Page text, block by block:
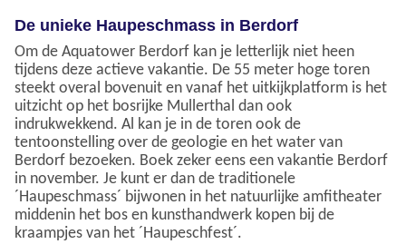
De unieke Haupeschmass in Berdorf
Om de Aquatower Berdorf kan je letterlijk niet heen
tijdens deze actieve vakantie. De 55 meter hoge toren
steekt overal bovenuit en vanaf het uitkijkplatform is het
uitzicht op het bosrijke Mullerthal dan ook
indrukwekkend. Al kan je in de toren ook de
tentoonstelling over de geologie en het water van
Berdorf bezoeken. Boek zeker eens een vakantie Berdorf
in november. Je kunt er dan de traditionele
´Haupeschmass´ bijwonen in het natuurlijke amfitheater
middenin het bos en kunsthandwerk kopen bij de
kraampjes van het ´Haupeschfest´.